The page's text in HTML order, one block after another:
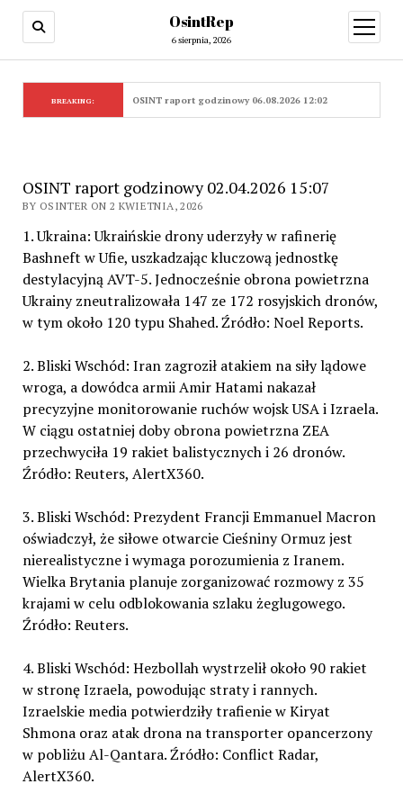
OsintRep
6 sierpnia, 2026
open
menu
BREAKING: OSINT raport godzinowy 06.08.2026 12:02
OSINT raport godzinowy 02.04.2026 15:07
BY OSINTER ON 2 KWIETNIA, 2026
1. Ukraina: Ukraińskie drony uderzyły w rafinerię
Bashneft w Ufie, uszkadzając kluczową jednostkę
destylacyjną AVT-5. Jednocześnie obrona powietrzna
Ukrainy zneutralizowała 147 ze 172 rosyjskich dronów,
w tym około 120 typu Shahed. Źródło: Noel Reports.
2. Bliski Wschód: Iran zagroził atakiem na siły lądowe
wroga, a dowódca armii Amir Hatami nakazał
precyzyjne monitorowanie ruchów wojsk USA i Izraela.
W ciągu ostatniej doby obrona powietrzna ZEA
przechwyciła 19 rakiet balistycznych i 26 dronów.
Źródło: Reuters, AlertX360.
3. Bliski Wschód: Prezydent Francji Emmanuel Macron
oświadczył, że siłowe otwarcie Cieśniny Ormuz jest
nierealistyczne i wymaga porozumienia z Iranem.
Wielka Brytania planuje zorganizować rozmowy z 35
krajami w celu odblokowania szlaku żeglugowego.
Źródło: Reuters.
4. Bliski Wschód: Hezbollah wystrzelił około 90 rakiet
w stronę Izraela, powodując straty i rannych.
Izraelskie media potwierdziły trafienie w Kiryat
Shmona oraz atak drona na transporter opancerzony
w pobliżu Al-Qantara. Źródło: Conflict Radar,
AlertX360.